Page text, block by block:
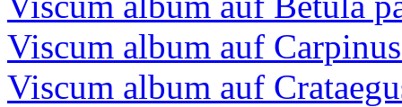
Viscum album auf
Viscum album auf